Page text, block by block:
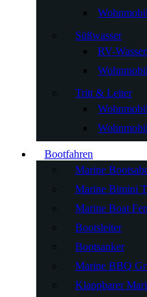
Süßwasser
RV-
Tritt & Leiter
Bootfahren
Marine
Marine Bimini
Marine Boat
Bootsleiter
Bootsanker
Marine BBQ
Klappbarer